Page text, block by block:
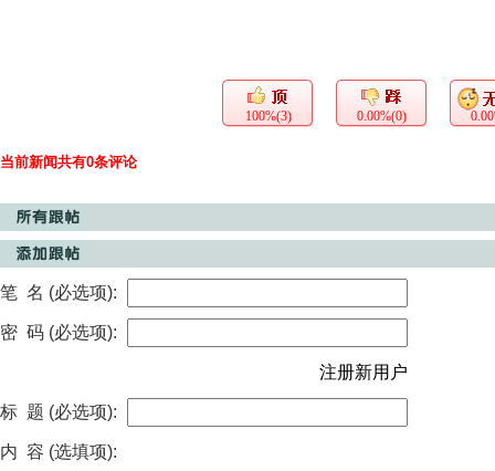
100%(3) 0.00%(0)
当前新闻共有0条评论
笔 名 (必选项):
密 码 (必选项):
注册新用户
标 题 (必选项):
内 容 (选填项):